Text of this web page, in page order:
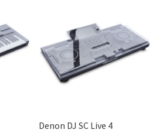
Denon DJ SC Live 4